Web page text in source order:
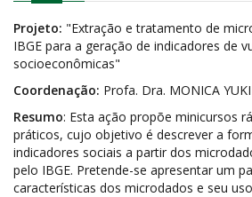
Projeto: "Extração e tratamento de
IBGE para a geração de indicadores de
socioeconômicas"
Coordenação: Profa. Dra. MONICA
Resumo: Esta ação propõe minicursos
práticos, cujo objetivo é descrever a
indicadores sociais a partir dos
pelo IBGE. Pretende-se apresentar um
características dos microdados e seu